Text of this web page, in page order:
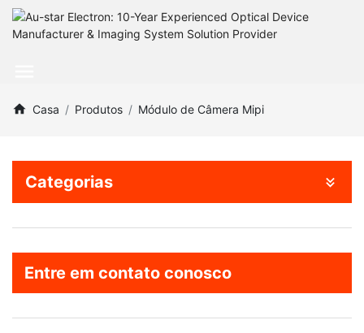
Casa Produtos Módulo de Câmera Mipi
Categorias
Entre em contato conosco